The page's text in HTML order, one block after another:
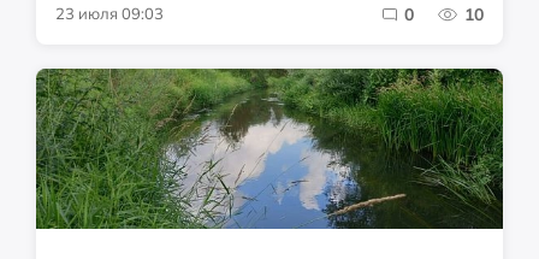
23 июля 09:03 0 10